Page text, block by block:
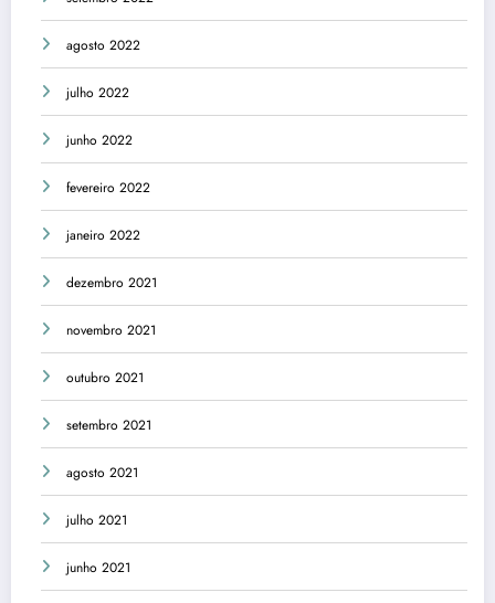
agosto 2022
julho 2022
junho 2022
fevereiro 2022
janeiro 2022
dezembro 2021
novembro 2021
outubro 2021
setembro 2021
agosto 2021
julho 2021
junho 2021